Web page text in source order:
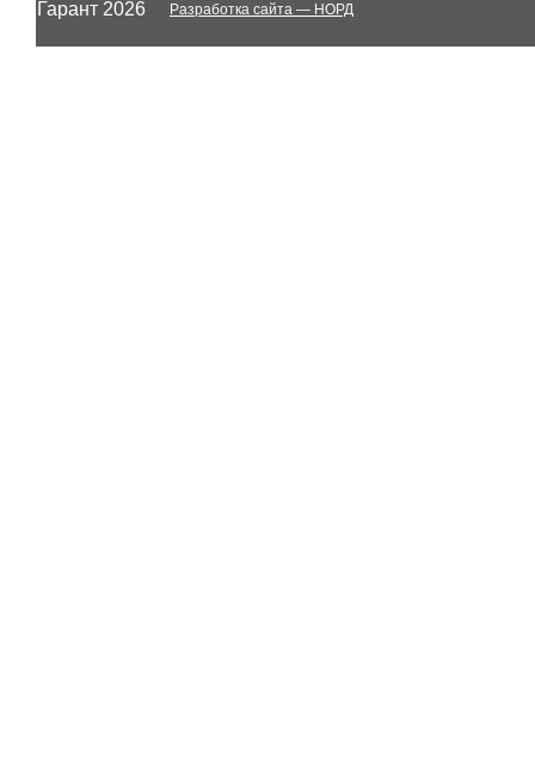
© Гарант 2026 Разработка сайта — НОРД